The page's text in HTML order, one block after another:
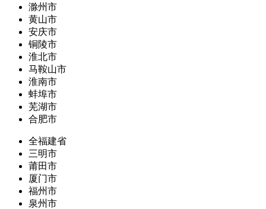
滁州市
黄山市
安庆市
铜陵市
淮北市
马鞍山市
淮南市
蚌埠市
芜湖市
合肥市
全福建省
三明市
莆田市
厦门市
福州市
泉州市